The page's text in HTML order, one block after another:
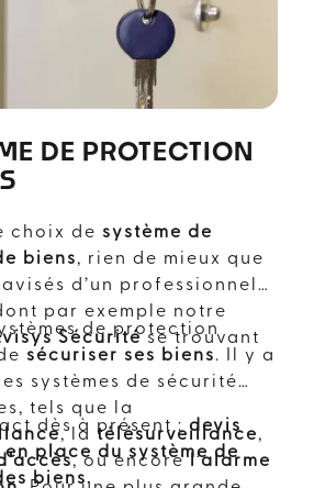
DE PROTECTION
choix de système de
biens, rien de mieux que
d’un professionnel
par exemple notre
Sécuritése trouvant
de protection
sécuriser ses biens. Il y a
systèmes de sécurité
tels que la
, la télésurveillance,
, ou encorel’alarme
dès à présent : devis
place du système de
biens.